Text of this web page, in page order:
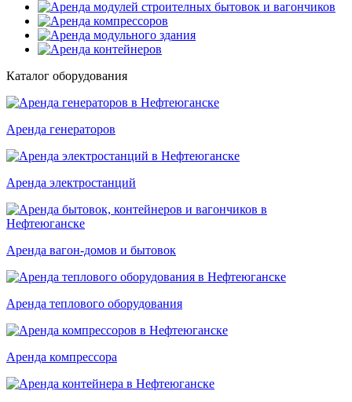
Каталог оборудования
Аренда генераторов
Аренда электростанций
Аренда вагон-домов и бытовок
Аренда теплового оборудования
Аренда компрессора